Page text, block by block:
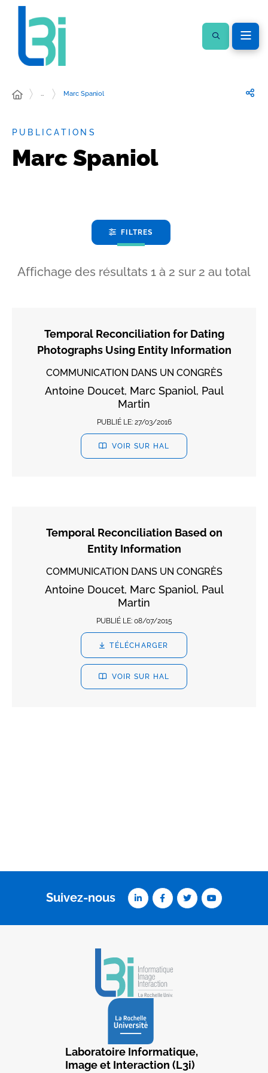
… Marc Spaniol
PUBLICATIONS
Marc Spaniol
FILTRES
Affichage des résultats 1 à 2 sur 2 au total
Temporal Reconciliation for Dating
Photographs Using Entity Information
COMMUNICATION DANS UN CONGRÈS
Antoine Doucet, Marc Spaniol, Paul
Martin
PUBLIÉ LE: 27/03/2016
VOIR SUR HAL
Temporal Reconciliation Based on
Entity Information
COMMUNICATION DANS UN CONGRÈS
Antoine Doucet, Marc Spaniol, Paul
Martin
PUBLIÉ LE: 08/07/2015
TÉLÉCHARGER
VOIR SUR HAL
Suivez-nous
Laboratoire Informatique,
Image et Interaction (L3i)